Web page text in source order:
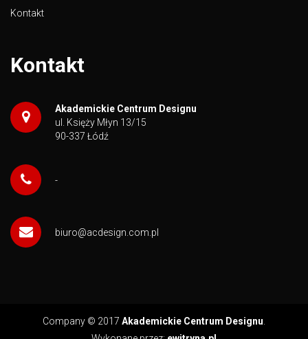
Kontakt
Kontakt
Akademickie Centrum Designu
ul. Księży Młyn 13/15
90-337 Łódź
-
biuro@acdesign.com.pl
Company © 2017 Akademickie Centrum Designu